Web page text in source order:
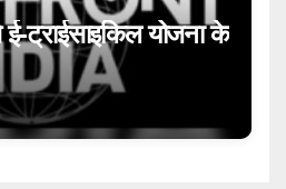
ई-ट्राईसाइकिल योजना के